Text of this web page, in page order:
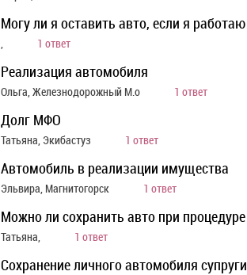
Могу ли я оставить авто, если я
, 1 ответ
Реализация автомобиля
Ольга, Железнодорожный М.о 1 ответ
Долг МФО
Татьяна, Экибастуз 1 ответ
Автомобиль в реализации имущества
Эльвира, Магнитогорск 1 ответ
Можно ли сохранить авто при
Татьяна, 1 ответ
Сохранение личного автомобиля